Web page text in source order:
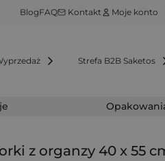
BlogFAQ Kontakt Moje konto
Strefa B2B Saketos
z organzy 40 x 55